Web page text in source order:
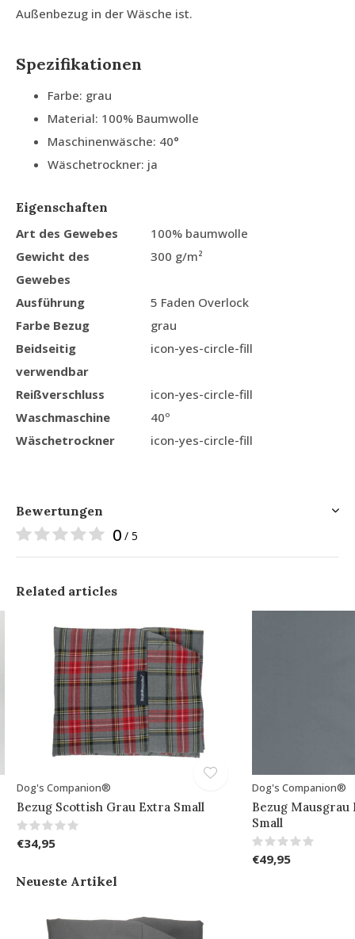
Außenbezug in der Wäsche ist.
Spezifikationen
Farbe: grau
Material: 100% Baumwolle
Maschinenwäsche: 40°
Wäschetrockner: ja
Eigenschaften
Art des Gewebes
100% baumwolle
Gewicht des
Gewebes
300 g/m²
Ausführung
5 Faden Overlock
Farbe Bezug
grau
Beidseitig
verwendbar
icon-yes-circle-fill
Reißverschluss
icon-yes-circle-fill
Waschmaschine
40º
Wäschetrockner
icon-yes-circle-fill
Bewertungen
0 / 5
Related articles
Dog's Companion®
Bezug Scottish Grau Extra Small
€34,95
Dog's Companion®
Bezug
Small
€49,95
Neueste Artikel